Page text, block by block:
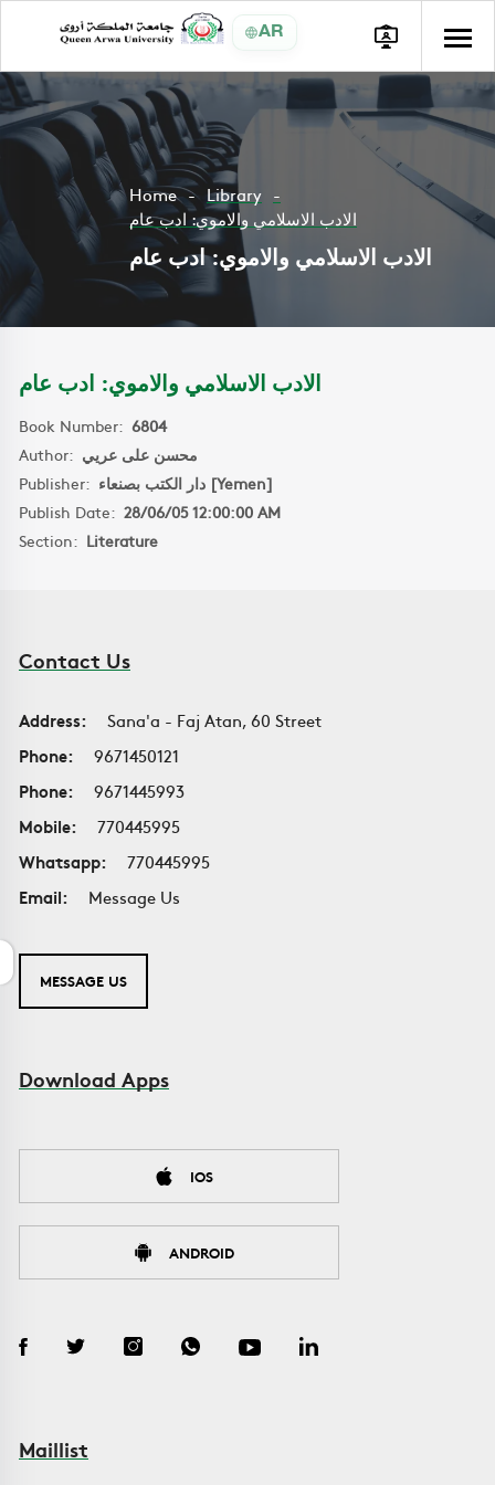
AR
Home
Library
الادب الاسلامي والاموي: ادب عام
الادب الاسلامي والاموي: ادب عام
الادب الاسلامي والاموي: ادب عام
Book Number: 6804
Author: محسن على عريي
Publisher:
دار الكتب بصنعاء [Yemen]
Publish Date: 28/06/05 12:00:00 AM
Section: Literature
Contact Us
Address:
Sana'a - Faj Atan, 60 Street
Phone:
9671450121
Phone:
9671445993
Mobile:
770445995
Whatsapp:
770445995
Email:
Message Us
MESSAGE US
Download Apps
IOS
ANDROID
Maillist